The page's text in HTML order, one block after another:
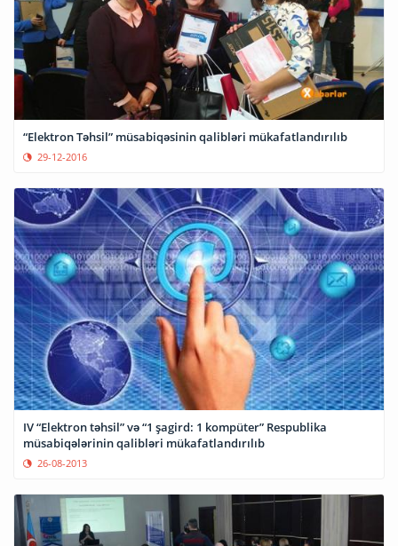
“Elektron Təhsil” müsabiqəsinin qalibləri mükafatlandırılıb
29-12-2016
IV “Elektron təhsil” və “1 şagird: 1 kompüter” Respublika
müsabiqələrinin qalibləri mükafatlandırılıb
26-08-2013